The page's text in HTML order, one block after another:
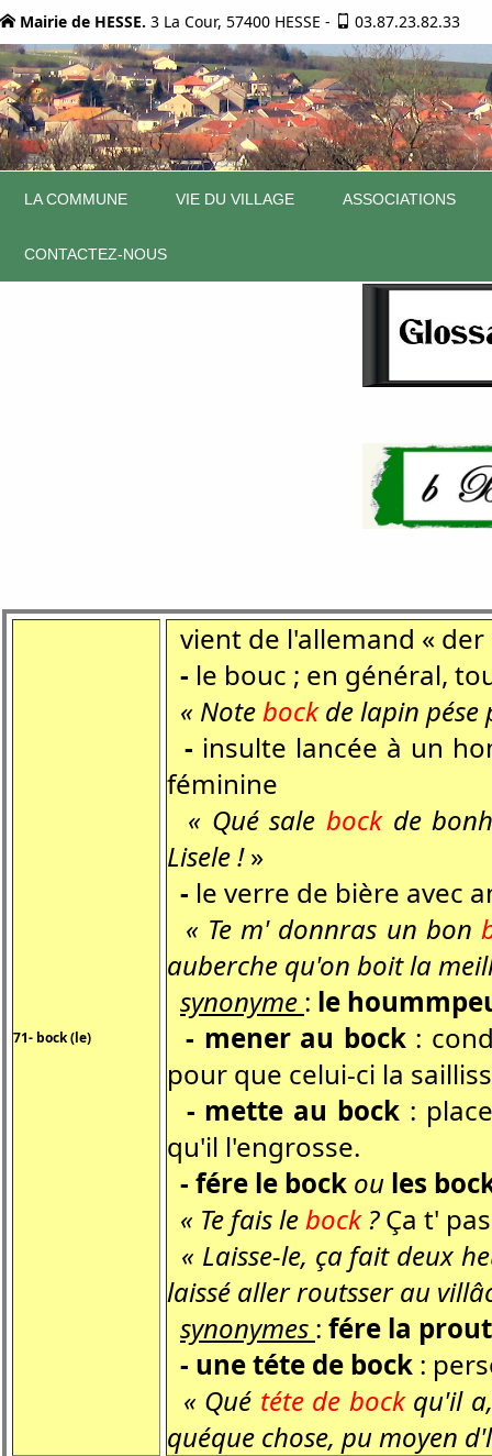
Mairie de HESSE. 3 La Cour, 57400 HESSE - 03.87.23.82.33
LA COMMUNE VIE DU VILLAGE ASSOCIATIONS
CONTACTEZ-NOUS
71- bock (le)
vient de l'allemand «
- le bouc ; en général,
« Note bockde lapin pése
- insulte lancée à un
féminine
« Qué sale bockde
Lisele !»
- le verre de bière avec
« Te m' donnras un bon
auberche qu'on boit la
synonyme : le
- mener au bock:
pour que celui-ci la
- mette au bock :
qu'il l'engrosse.
- fére le bock ou les
« Te fais le bock ?Ça t'
« Laisse-le, ça fait deux
laissé aller routsser au
synonymes : fére la
- une téte de bock :
« Qué téte de bockqu'il a,
quéque chose, pu moyen